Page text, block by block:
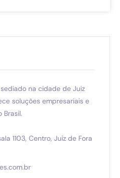
na cidade de Juiz
soluções empresariais e
Brasil.
1103, Centro, Juiz de Fora